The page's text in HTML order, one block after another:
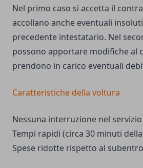
Nel primo caso si accetta il
accollano anche eventuali
precedente intestatario. Nel
possono apportare modifiche al
prendono in carico eventuali
Caratteristiche della voltura
Nessuna interruzione nel servizio
Tempi rapidi (circa 30 minuti
Spese ridotte rispetto al